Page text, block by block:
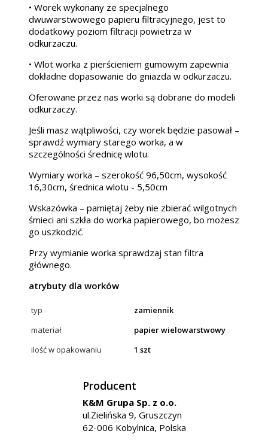
• Worek wykonany ze specjalnego
dwuwarstwowego papieru filtracyjnego, jest to
dodatkowy poziom filtracji powietrza w
odkurzaczu.
• Wlot worka z pierścieniem gumowym zapewnia
dokładne dopasowanie do gniazda w odkurzaczu.
Oferowane przez nas worki są dobrane do modeli
odkurzaczy.
Jeśli masz wątpliwości, czy worek będzie pasował –
sprawdź wymiary starego worka, a w
szczególności średnicę wlotu.
Wymiary worka – szerokość 96,50cm, wysokość
16,30cm, średnica wlotu - 5,50cm
Wskazówka – pamiętaj żeby nie zbierać wilgotnych
śmieci ani szkła do worka papierowego, bo możesz
go uszkodzić.
Przy wymianie worka sprawdzaj stan filtra
głównego.
atrybuty dla worków
typ
zamiennik
materiał
papier wielowarstwowy
ilość w opakowaniu
1 szt
Producent
K&M Grupa Sp. z o.o.
ul.Zielińska 9, Gruszczyn
62-006 Kobylnica, Polska